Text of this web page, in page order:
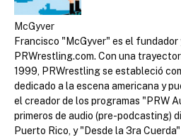
McGyver
Francisco "McGyver" es el
PRWrestling.com. Con una
1999, PRWrestling se estableció
dedicado a la escena americana y
el creador de los programas "PRW
primeros de audio (pre-podcasting)
Puerto Rico, y "Desde la 3ra